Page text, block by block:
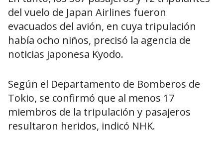
del vuelo de Japan Airlines fueron
evacuados del avión, en cuya tripulación
había ocho niños, precisó la agencia de
noticias japonesa Kyodo.
Según el Departamento de Bomberos de
Tokio, se confirmó que al menos 17
miembros de la tripulación y pasajeros
resultaron heridos, indicó NHK.